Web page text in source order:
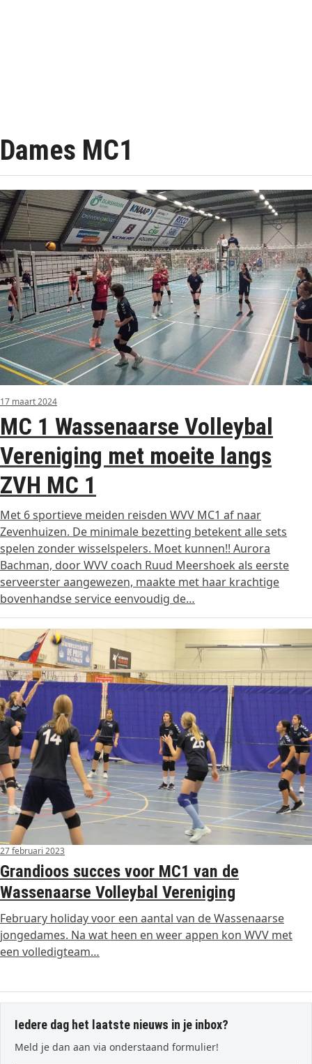
Dames MC1
17 maart 2024
MC 1 Wassenaarse Volleybal
Vereniging met moeite langs
ZVH MC 1
Met 6 sportieve meiden reisden WVV MC1 af naar
Zevenhuizen. De minimale bezetting betekent alle sets
spelen zonder wisselspelers. Moet kunnen!! Aurora
Bachman, door WVV coach Ruud Meershoek als eerste
serveerster aangewezen, maakte met haar krachtige
bovenhandse service eenvoudig de…
27 februari 2023
Grandioos succes voor MC1 van de
Wassenaarse Volleybal Vereniging
February holiday voor een aantal van de Wassenaarse
jongedames. Na wat heen en weer appen kon WVV met
een volledigteam…
Iedere dag het laatste nieuws in je inbox?
Meld je dan aan via onderstaand formulier!